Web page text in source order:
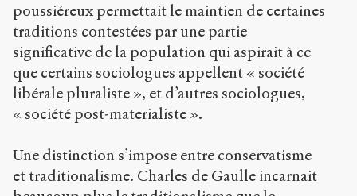
poussiéreux permettait le maintien de certaines
traditions contestées par une partie
significative de la population qui aspirait à ce
que certains sociologues appellent « société
libérale pluraliste », et d’autres sociologues,
« société post-materialiste ».
Une distinction s’impose entre conservatisme
et traditionalisme. Charles de Gaulle incarnait